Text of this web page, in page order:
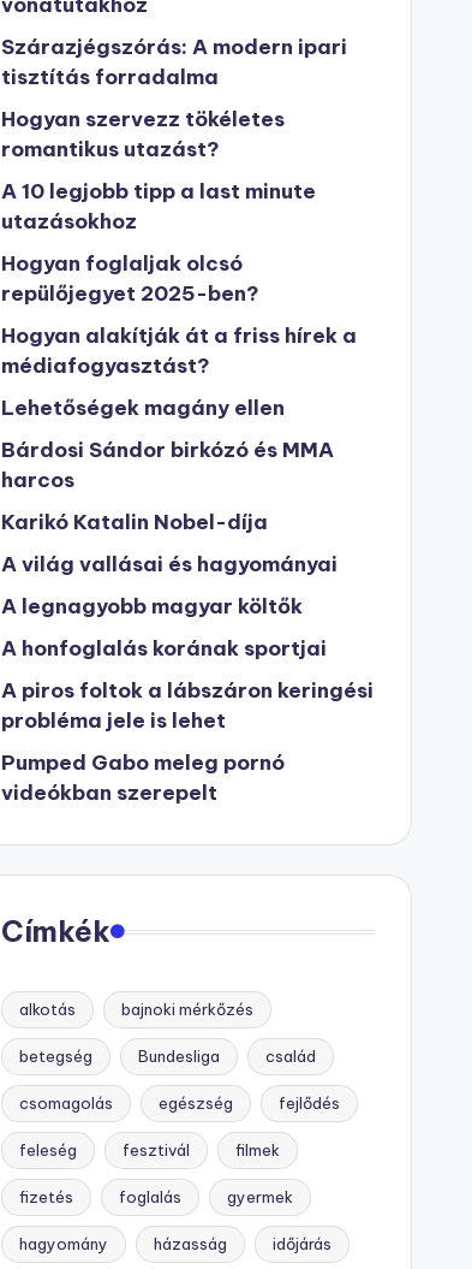
Szárazjégszórás: A modern ipari
tisztítás forradalma
Hogyan szervezz tökéletes
romantikus utazást?
A 10 legjobb tipp a last minute
utazásokhoz
Hogyan foglaljak olcsó
repülőjegyet 2025-ben?
Hogyan alakítják át a friss hírek a
médiafogyasztást?
Lehetőségek magány ellen
Bárdosi Sándor birkózó és MMA
harcos
Karikó Katalin Nobel-díja
A világ vallásai és hagyományai
A legnagyobb magyar költők
A honfoglalás korának sportjai
A piros foltok a lábszáron keringési
probléma jele is lehet
Pumped Gabo meleg pornó
videókban szerepelt
Címkék
alkotás bajnoki mérkőzés
betegség Bundesliga család
csomagolás egészség fejlődés
feleség fesztivál filmek
fizetés foglalás gyermek
hagyomány házasság időjárás